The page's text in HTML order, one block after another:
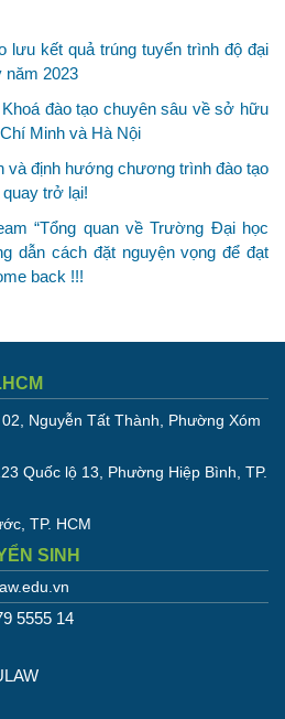
lưu kết quả trúng tuyển trình độ đại
năm 2023
đào tạo chuyên sâu về sở hữu
Minh và Hà Nội
và định hướng chương trình đào tạo
trở lại!
“Tổng quan về Trường Đại học
dẫn cách đặt nguyện vọng để đạt
back !!!
Nguyễn Tất Thành, Phường Xóm
Quốc lộ 13, Phường Hiệp Bình, TP.
TP. HCM
SINH
5555 14